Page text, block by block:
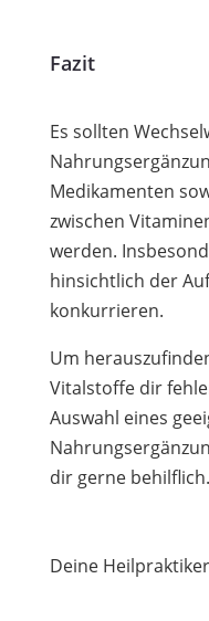
Fazit
Es sollten
Medikamenten
zwischen
werden.
hinsichtlich der
konkurrieren.
Um
Vitalstoffe dir
Auswahl eines
dir gerne behilflich.
Deine